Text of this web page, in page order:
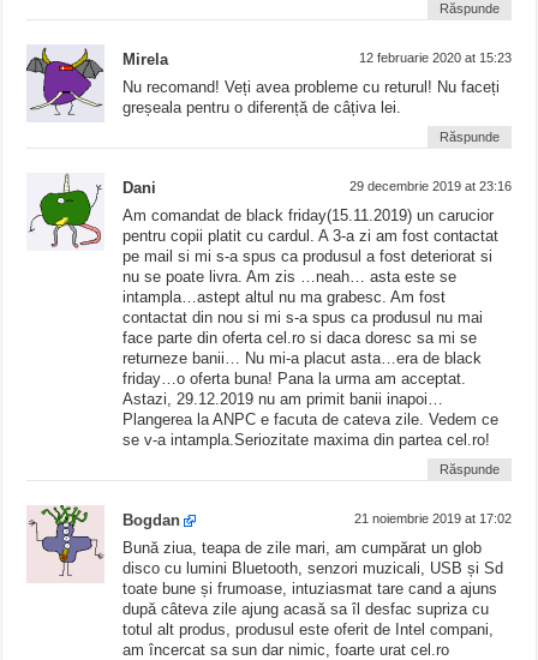
Răspunde
Mirela 12 februarie 2020 at 15:23
Nu recomand! Veți avea probleme cu returul! Nu faceți
greșeala pentru o diferență de câțiva lei.
Răspunde
Dani 29 decembrie 2019 at 23:16
Am comandat de black friday(15.11.2019) un carucior
pentru copii platit cu cardul. A 3-a zi am fost contactat
pe mail si mi s-a spus ca produsul a fost deteriorat si
nu se poate livra. Am zis …neah… asta este se
intampla…astept altul nu ma grabesc. Am fost
contactat din nou si mi s-a spus ca produsul nu mai
face parte din oferta cel.ro si daca doresc sa mi se
returneze banii… Nu mi-a placut asta…era de black
friday…o oferta buna! Pana la urma am acceptat.
Astazi, 29.12.2019 nu am primit banii inapoi…
Plangerea la ANPC e facuta de cateva zile. Vedem ce
se v-a intampla.Seriozitate maxima din partea cel.ro!
Răspunde
Bogdan 21 noiembrie 2019 at 17:02
Bună ziua, teapa de zile mari, am cumpărat un glob
disco cu lumini Bluetooth, senzori muzicali, USB și Sd
toate bune și frumoase, intuziasmat tare cand a ajuns
după câteva zile ajung acasă sa îl desfac supriza cu
totul alt produs, produsul este oferit de Intel compani,
am încercat sa sun dar nimic, foarte urat cel.ro